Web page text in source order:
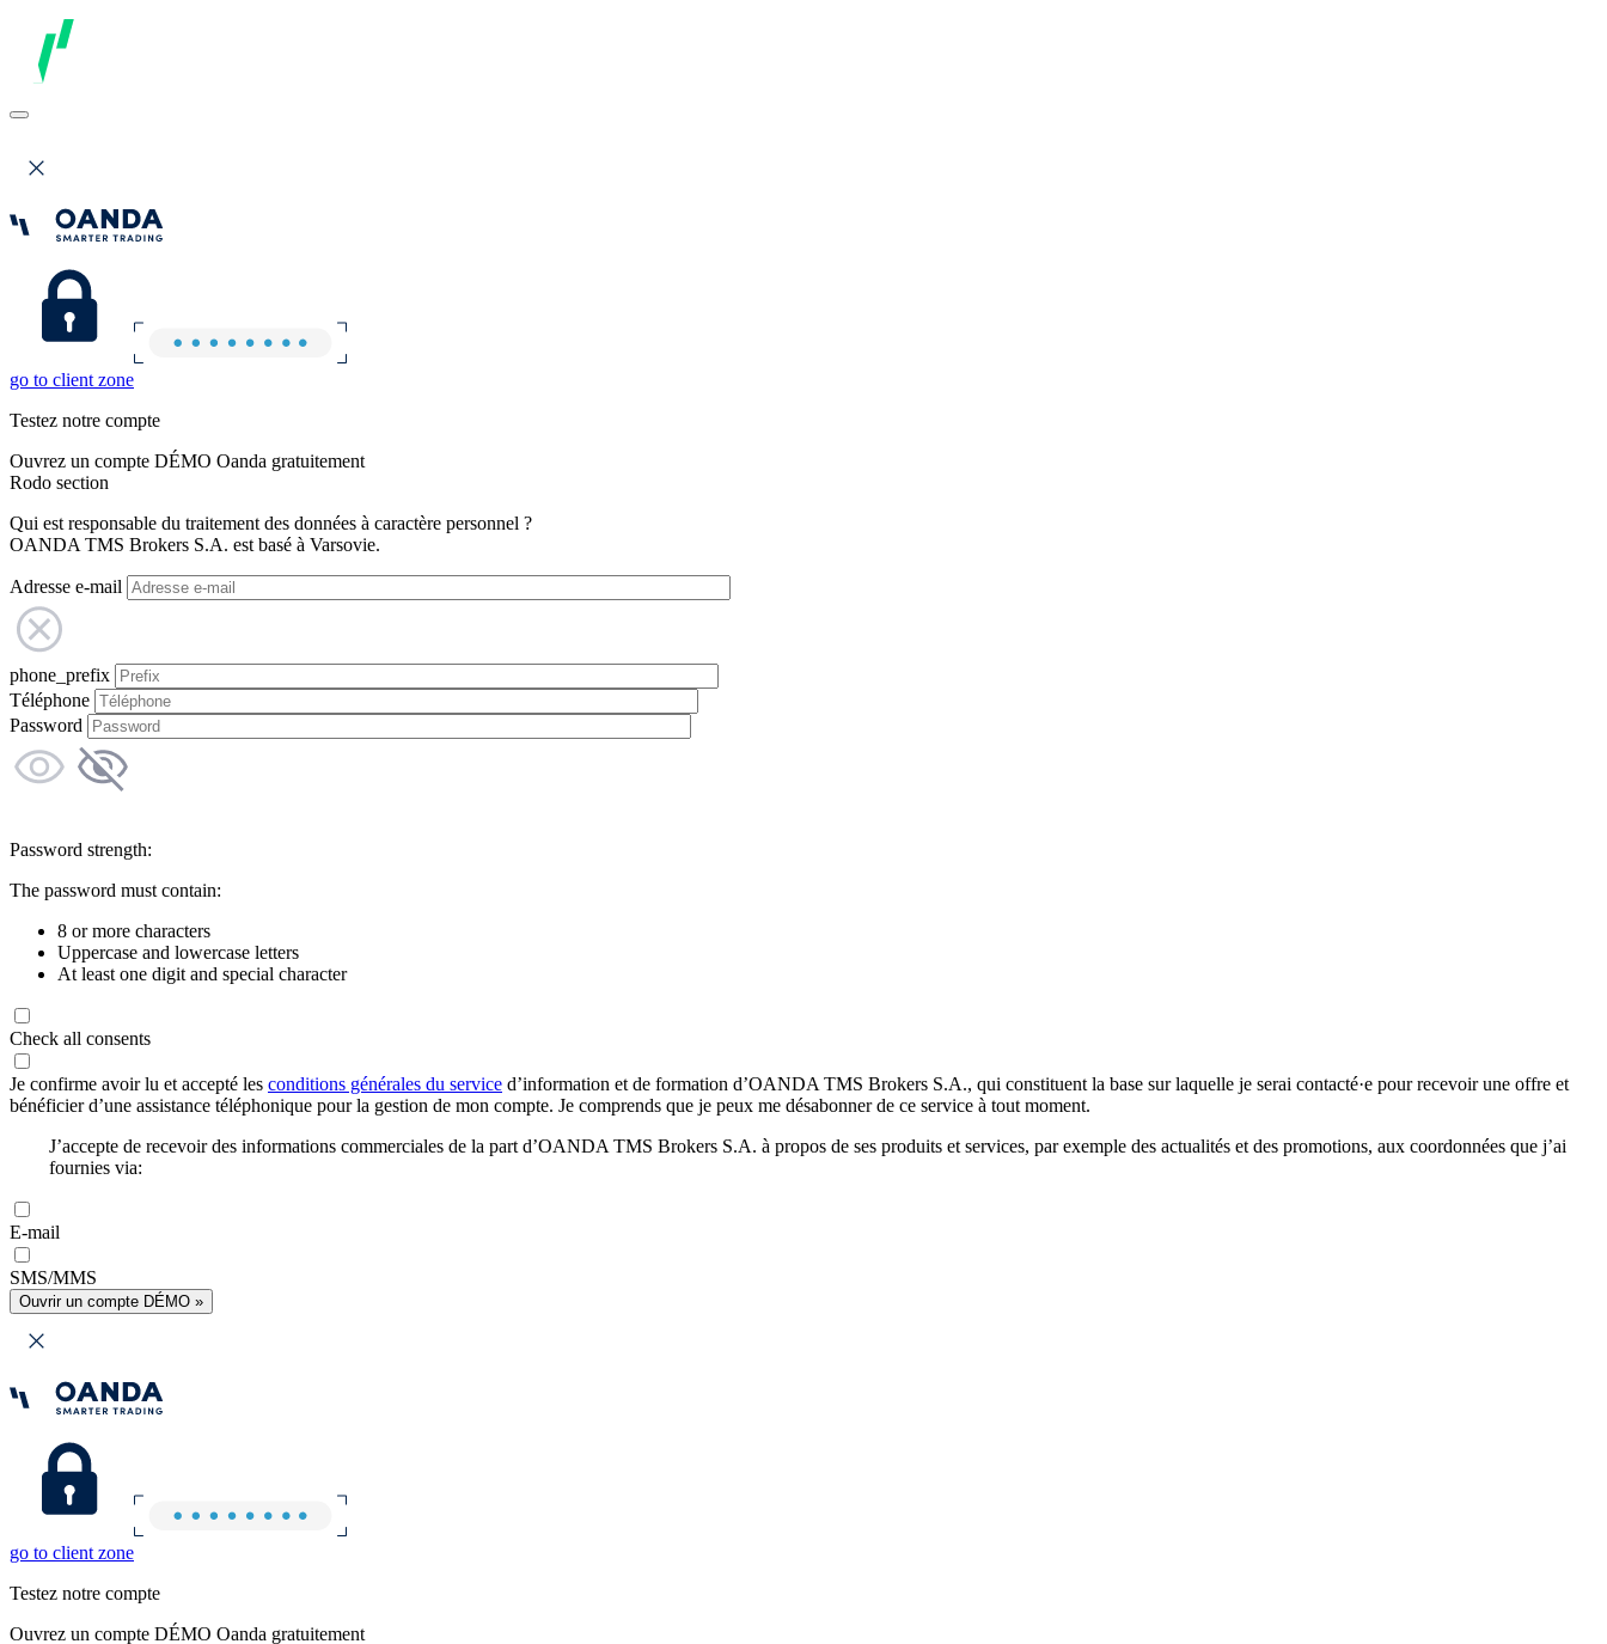
go to client zone
Testez notre compte
Ouvrez un compte DÉMO Oanda gratuitement
Rodo section
Qui est responsable du traitement des données à caractère personnel ?
OANDA TMS Brokers S.A. est basé à Varsovie.
Adresse e-mail
phone_prefix
Téléphone
Password
Password strength:
The password must contain:
8 or more characters
Uppercase and lowercase letters
At least one digit and special character
Check all consents
Je confirme avoir lu et accepté les conditions générales du service d’information et de formation d’OANDA TMS Brokers S.A., qui constituent la base sur laquelle je serai contacté·e pour recevoir une offre et
bénéficier d’une assistance téléphonique pour la gestion de mon compte. Je comprends que je peux me désabonner de ce service à tout moment.
J’accepte de recevoir des informations commerciales de la part d’OANDA TMS Brokers S.A. à propos de ses produits et services, par exemple des actualités et des promotions, aux coordonnées que j’ai
fournies via:
E-mail
SMS/MMS
Ouvrir un compte DÉMO »
go to client zone
Testez notre compte
Ouvrez un compte DÉMO Oanda gratuitement